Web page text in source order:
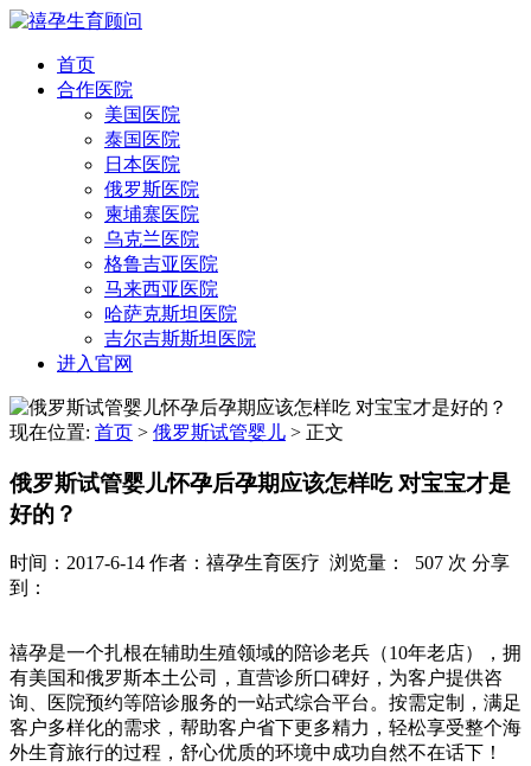
首页
合作医院
美国医院
泰国医院
日本医院
俄罗斯医院
柬埔寨医院
乌克兰医院
格鲁吉亚医院
马来西亚医院
哈萨克斯坦医院
吉尔吉斯斯坦医院
进入官网
现在位置: 首页 > 俄罗斯试管婴儿 > 正文
俄罗斯试管婴儿怀孕后孕期应该怎样吃 对宝宝才是
好的？
时间：2017-6-14 作者：禧孕生育医疗 浏览量： 507 次 分享
到：
禧孕是一个扎根在辅助生殖领域的陪诊老兵（10年老店），拥
有美国和俄罗斯本土公司，直营诊所口碑好，为客户提供咨
询、医院预约等陪诊服务的一站式综合平台。按需定制，满足
客户多样化的需求，帮助客户省下更多精力，轻松享受整个海
外生育旅行的过程，舒心优质的环境中成功自然不在话下！